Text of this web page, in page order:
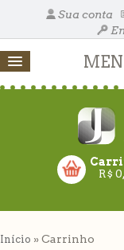
Sua conta
R$
Início » Carrinho